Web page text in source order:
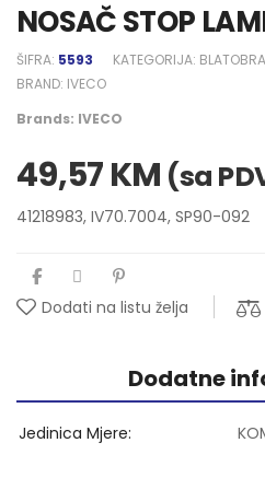
NOSAČ STOP
ŠIFRA: 5593 KATEGORIJA:
BRAND: IVECO
Brands: IVECO
49,57KM (sa
41218983, IV70.7004, SP90-092
Dodati na listu želja
Dodatne
Jedinica Mjere